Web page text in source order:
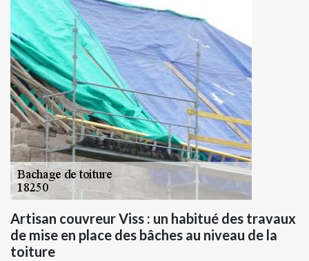
Artisan couvreur Viss : un habitué des travaux
de mise en place des bâches au niveau de la
toiture